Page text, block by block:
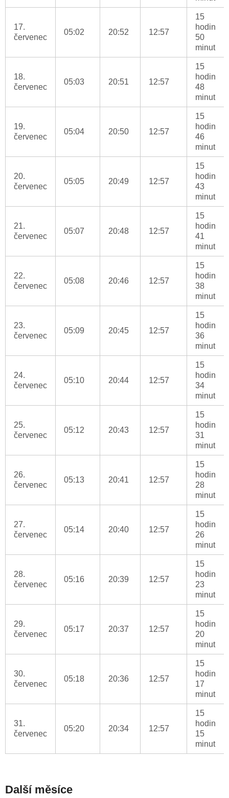
17.
červenec
05:02 20:52 12:57
15
hodin
50
minut
18.
červenec
05:03 20:51 12:57
15
hodin
48
minut
19.
červenec
05:04 20:50 12:57
15
hodin
46
minut
20.
červenec
05:05 20:49 12:57
15
hodin
43
minut
21.
červenec
05:07 20:48 12:57
15
hodin
41
minut
22.
červenec
05:08 20:46 12:57
15
hodin
38
minut
23.
červenec
05:09 20:45 12:57
15
hodin
36
minut
24.
červenec
05:10 20:44 12:57
15
hodin
34
minut
25.
červenec
05:12 20:43 12:57
15
hodin
31
minut
26.
červenec
05:13 20:41 12:57
15
hodin
28
minut
27.
červenec
05:14 20:40 12:57
15
hodin
26
minut
28.
červenec
05:16 20:39 12:57
15
hodin
23
minut
29.
červenec
05:17 20:37 12:57
15
hodin
20
minut
30.
červenec
05:18 20:36 12:57
15
hodin
17
minut
31.
červenec
05:20 20:34 12:57
15
hodin
15
minut
Další měsíce